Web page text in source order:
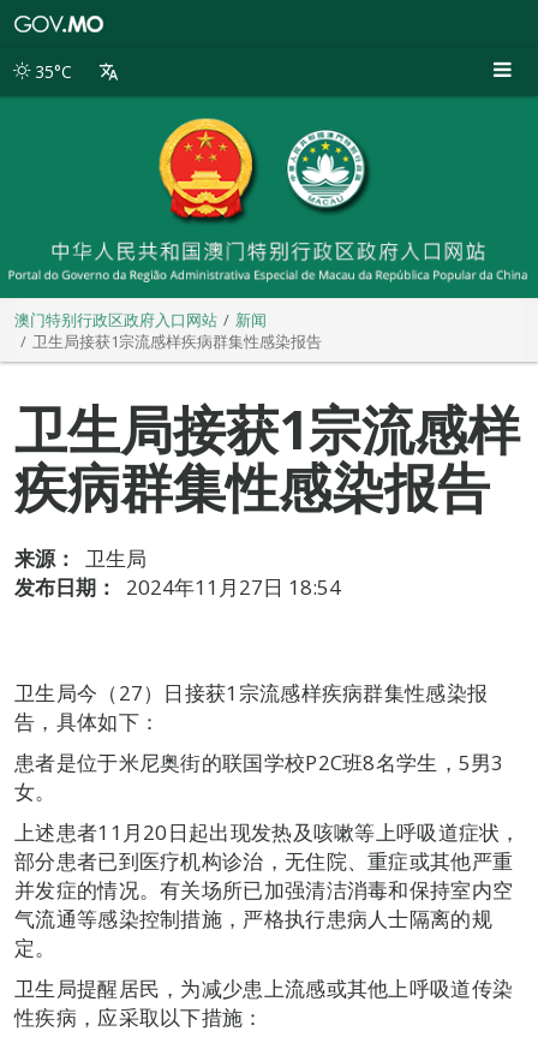
别
35°C
澳门特别行政区政府入口网站
新闻
卫生局接获1宗流感样疾病群集性感染报告
卫生局接获1宗流感样
疾病群集性感染报告
来源：
卫生局
发布日期：
2024年11月27日 18:54
卫生局今（27）日接获1宗流感样疾病群集性感染报
告，具体如下：
患者是位于米尼奥街的联国学校P2C班8名学生，5男3
女。
上述患者11月20日起出现发热及咳嗽等上呼吸道症状，
部分患者已到医疗机构诊治，无住院、重症或其他严重
并发症的情况。有关场所已加强清洁消毒和保持室内空
气流通等感染控制措施，严格执行患病人士隔离的规
定。
卫生局提醒居民，为减少患上流感或其他上呼吸道传染
性疾病，应采取以下措施：